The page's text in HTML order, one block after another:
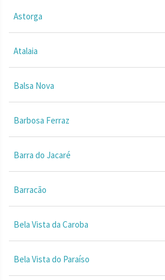
Astorga
Atalaia
Balsa Nova
Barbosa Ferraz
Barra do Jacaré
Barracão
Bela Vista da Caroba
Bela Vista do Paraíso